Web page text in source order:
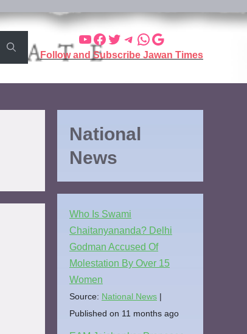
Follow and Subscribe Jawan Times
National
News
Who Is Swami
Chaitanyananda? Delhi
Godman Accused Of
Molestation By Over 15
Women
Source: National News
Published on 11 months ago